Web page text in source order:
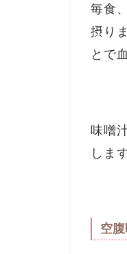
毎食
摂り
とで
味噌
しま
空